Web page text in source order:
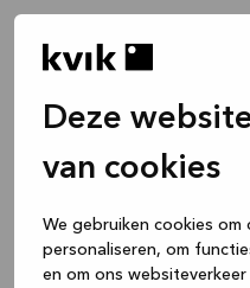
Deze
van cookies
We gebruiken cookies
personaliseren, om
en om ons